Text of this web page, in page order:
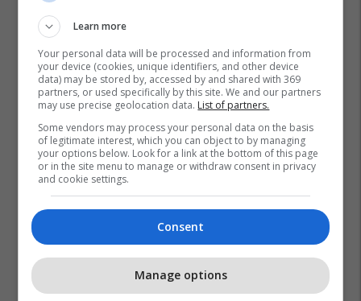
Learn more
Your personal data will be processed and information from
your device (cookies, unique identifiers, and other device
data) may be stored by, accessed by and shared with 369
partners, or used specifically by this site. We and our partners
may use precise geolocation data. List of partners.
Some vendors may process your personal data on the basis
of legitimate interest, which you can object to by managing
your options below. Look for a link at the bottom of this page
or in the site menu to manage or withdraw consent in privacy
and cookie settings.
Consent
Manage options